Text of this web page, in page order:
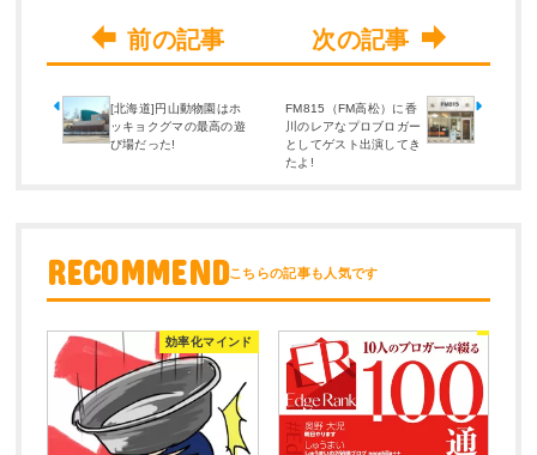
[北海道]円山動物園はホ
ッキョクグマの最高の遊
び場だった!
FM815（FM高松）に香
川のレアなプロブロガー
としてゲスト出演してき
たよ!
RECOMMEND
効率化マインド